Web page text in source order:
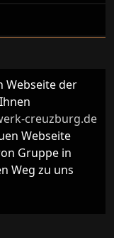
Webseite der
creuzburg.de
Webseite
Gruppe in
Weg zu uns